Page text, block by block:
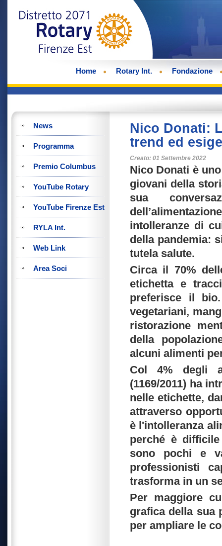
Home Rotary Int. Fondazione
News
Programma
Premio Columbus
YouTube Rotary
YouTube Firenze Est
RYLA Int.
Web Link
Area Soci
Nico Donati:
trend ed
Creato: 01 Settembre 2022
Nico Donati è
giovani della
sua
intolleranze di
della pandemia:
tutela salute.
Circa il 70%
etichetta e
preferisce il
vegetariani,
ristorazione
della
alcuni alimenti
Col 4% degli
(1169/2011) ha
nelle etichette,
attraverso
è l'intolleranza
perché è
sono pochi e
professionisti
trasforma in un
Per maggiore
grafica della sua
per ampliare le